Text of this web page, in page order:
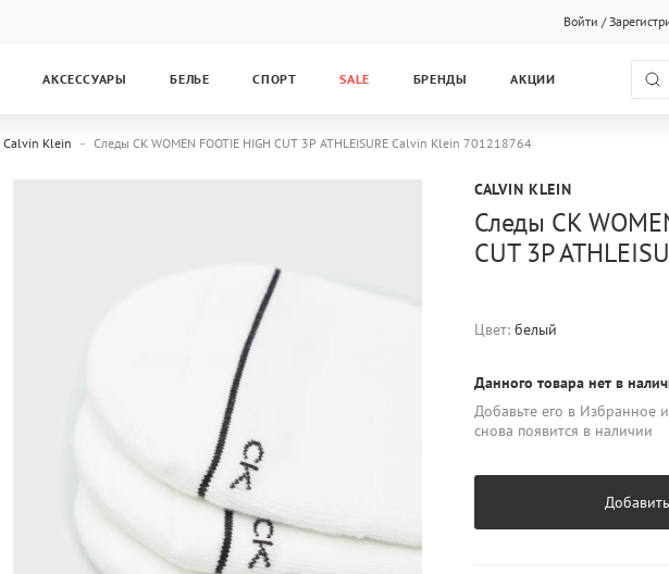
Войти /
АКСЕССУАРЫ БЕЛЬЕ СПОРТ SALE БРЕНДЫ АКЦИИ
Calvin Klein Следы CK WOMEN FOOTIE HIGH CUT 3P ATHLEISURE Calvin Klein 701218764
CALVIN KLEIN
Следы CK
CUT 3P
Цвет: белый
Данного товара нет в
Добавьте его в Избранное
снова появится в наличии